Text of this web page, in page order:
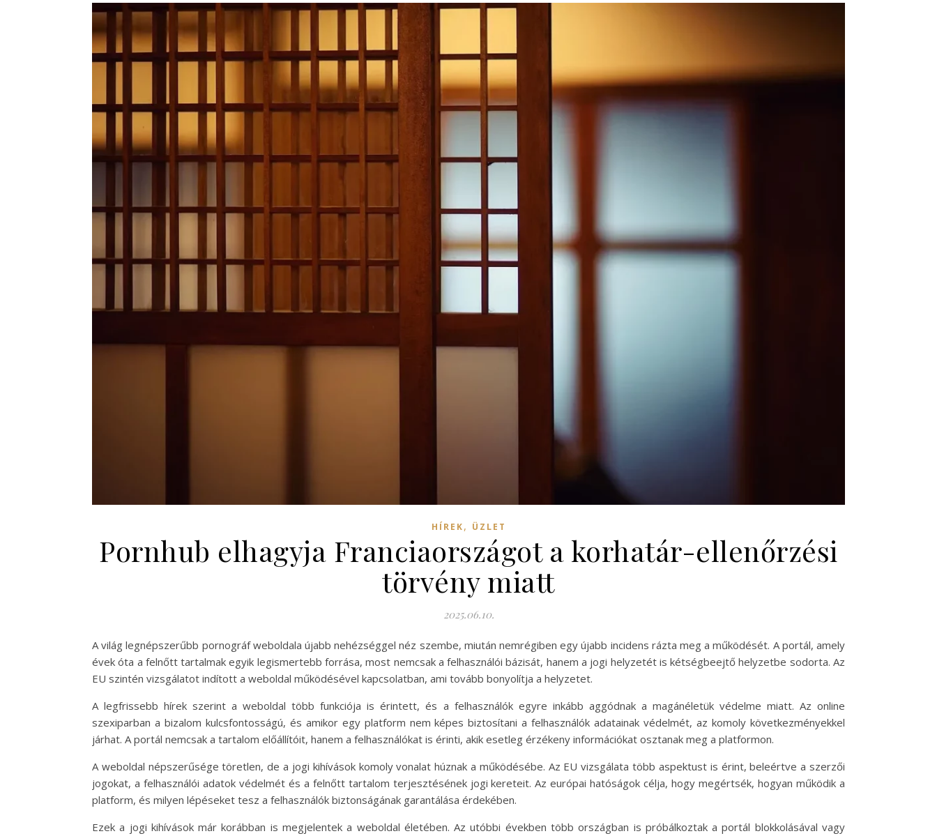
HÍREK, ÜZLET
Pornhub elhagyja Franciaországot a korhatár-ellenőrzési
törvény miatt
2025.06.10.
A világ legnépszerűbb pornográf weboldala újabb nehézséggel néz szembe, miután nemrégiben egy újabb incidens rázta meg a működését. A portál, amely
évek óta a felnőtt tartalmak egyik legismertebb forrása, most nemcsak a felhasználói bázisát, hanem a jogi helyzetét is kétségbeejtő helyzetbe sodorta. Az
EU szintén vizsgálatot indított a weboldal működésével kapcsolatban, ami tovább bonyolítja a helyzetet.
A legfrissebb hírek szerint a weboldal több funkciója is érintett, és a felhasználók egyre inkább aggódnak a magánéletük védelme miatt. Az online
szexiparban a bizalom kulcsfontosságú, és amikor egy platform nem képes biztosítani a felhasználók adatainak védelmét, az komoly következményekkel
járhat. A portál nemcsak a tartalom előállítóit, hanem a felhasználókat is érinti, akik esetleg érzékeny információkat osztanak meg a platformon.
A weboldal népszerűsége töretlen, de a jogi kihívások komoly vonalat húznak a működésébe. Az EU vizsgálata több aspektust is érint, beleértve a szerzői
jogokat, a felhasználói adatok védelmét és a felnőtt tartalom terjesztésének jogi kereteit. Az európai hatóságok célja, hogy megértsék, hogyan működik a
platform, és milyen lépéseket tesz a felhasználók biztonságának garantálása érdekében.
Ezek a jogi kihívások már korábban is megjelentek a weboldal életében. Az utóbbi években több országban is próbálkoztak a portál blokkolásával vagy